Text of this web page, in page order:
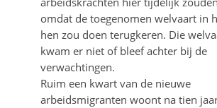
omdat de toegenomen welvaart in
hen zou doen terugkeren. Die
kwam er niet of bleef achter bij de
verwachtingen.
Ruim een kwart van de nieuwe
arbeidsmigranten woont na tien